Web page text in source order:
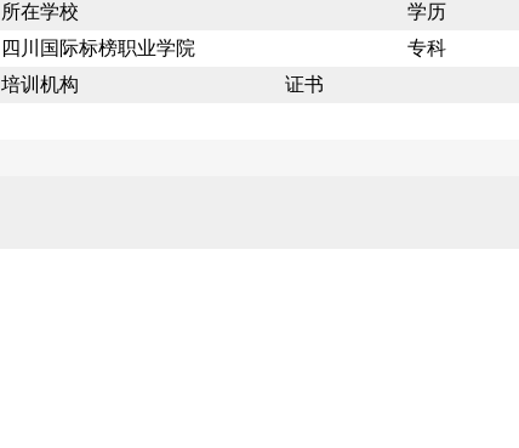
所在学校
学历
四川国际标榜职业学院
专科
培训机构 证书